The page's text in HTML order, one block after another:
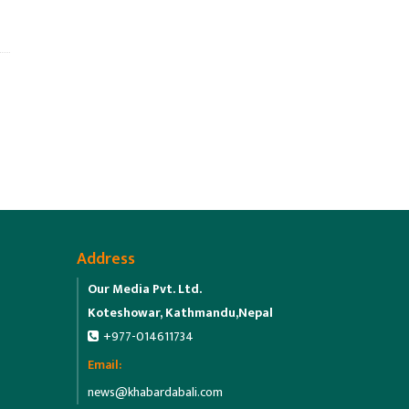
Address
Our Media Pvt. Ltd.
Koteshowar, Kathmandu,Nepal
+977-014611734
Email:
news@khabardabali.com